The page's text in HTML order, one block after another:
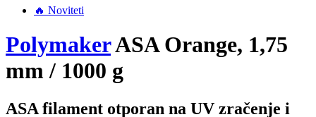
🔥 Noviteti
PolymakerASA Orange, 1,75
mm / 1000 g
ASA filament otporan na UV zračenje i